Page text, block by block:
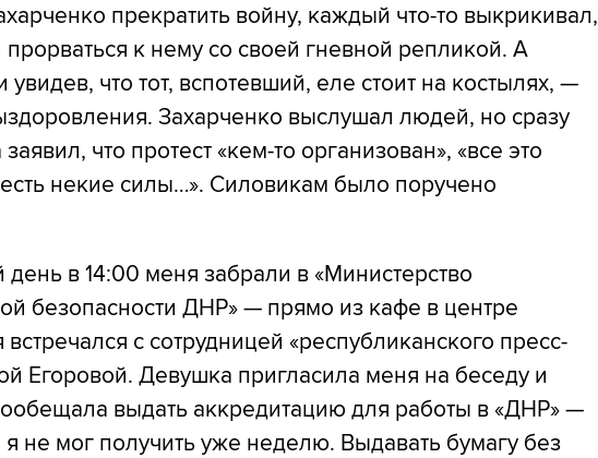
прекратить войну, каждый что-то выкрикивал,
прорваться к нему со своей гневной репликой. А
что тот, вспотевший, еле стоит на костылях, —
Захарченко выслушал людей, но сразу
что протест «кем-то организован», «все это
некие силы…». Силовикам было поручено
в 14:00 меня забрали в «Министерство
безопасности ДНР» — прямо из кафе в центре
с сотрудницей «республиканского пресс-
Егоровой. Девушка пригласила меня на беседу и
выдать аккредитацию для работы в «ДНР» —
я не мог получить уже неделю. Выдавать бумагу без